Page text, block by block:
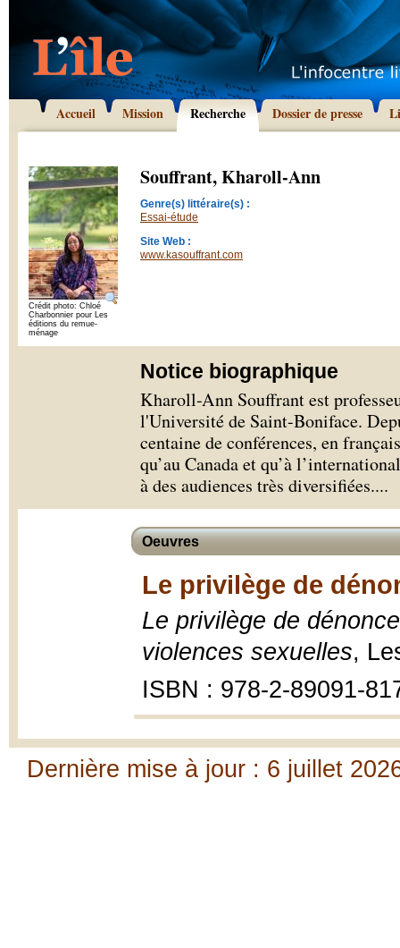
Accueil Mission Recherche Dossier de presse
Crédit photo: Chloé
Charbonnier pour Les
éditions du remue-
ménage
Souffrant, Kharoll-Ann
Genre(s) littéraire(s) :
Essai-étude
Site Web :
www.kasouffrant.com
Notice biographique
Kharoll-Ann Souffrant est
l'Université de Saint-Boniface.
centaine de conférences, en
qu’au Canada et qu’à
à des audiences très diversifiées....
Oeuvres
Le privilège de
Le privilège de
violences sexuelles,
ISBN : 978-2-89091-
Dernière mise à jour : 6 juillet